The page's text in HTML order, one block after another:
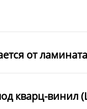
от
кварц-винил